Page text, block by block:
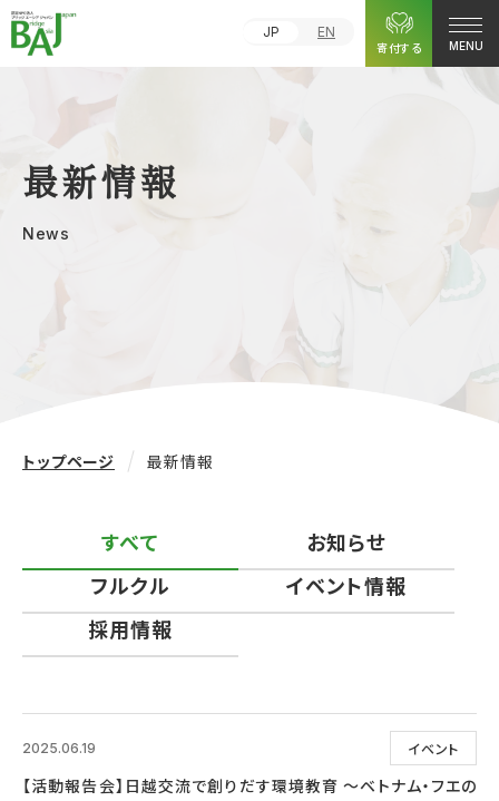
JP
EN
寄付する
MENU
最新情報
News
トップページ 最新情報
すべて
お知らせ
フルクル
イベント情報
採用情報
イベント
2025.06.19
【活動報告会】日越交流で創りだす環境教育 ～ベトナム・フエの